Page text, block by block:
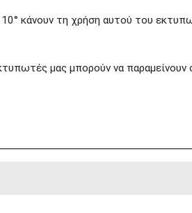
κάνουν τη χρήση αυτού του
μας μπορούν να παραμείνουν